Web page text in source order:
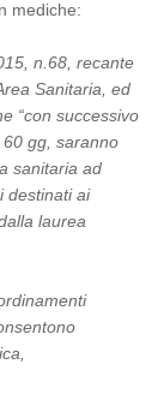
mediche:
n.68, recante
Sanitaria, ed
“con successivo
gg, saranno
sanitaria ad
destinati ai
laurea